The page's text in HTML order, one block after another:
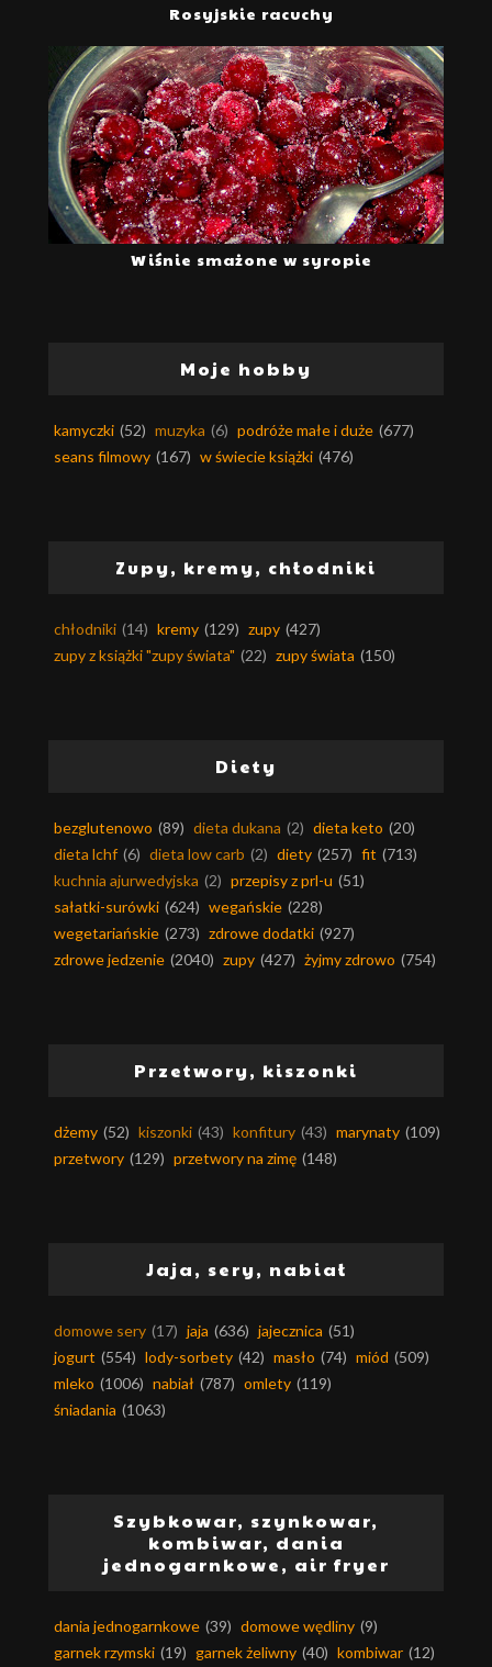
Rosyjskie racuchy
Wiśnie smażone w syropie
Moje hobby
kamyczki (52) muzyka (6) podróże małe i duże (677)
seans filmowy (167) w świecie książki (476)
Zupy, kremy, chłodniki
chłodniki (14) kremy (129) zupy (427)
zupy z książki "zupy świata" (22) zupy świata (150)
Diety
bezglutenowo (89) dieta dukana (2) dieta keto (20)
dieta lchf (6) dieta low carb (2) diety (257) fit (713)
kuchnia ajurwedyjska (2) przepisy z prl-u (51)
sałatki-surówki (624) wegańskie (228)
wegetariańskie (273) zdrowe dodatki (927)
zdrowe jedzenie (2040) zupy (427) żyjmy zdrowo (754)
Przetwory, kiszonki
dżemy (52) kiszonki (43) konfitury (43) marynaty (109)
przetwory (129) przetwory na zimę (148)
Jaja, sery, nabiał
domowe sery (17) jaja (636) jajecznica (51)
jogurt (554) lody-sorbety (42) masło (74) miód (509)
mleko (1006) nabiał (787) omlety (119)
śniadania (1063)
Szybkowar, szynkowar,
kombiwar, dania
jednogarnkowe, air fryer
dania jednogarnkowe (39) domowe wędliny (9)
garnek rzymski (19) garnek żeliwny (40) kombiwar (12)